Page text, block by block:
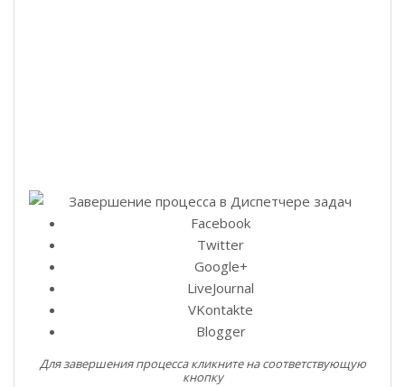
Facebook
Twitter
Google+
LiveJournal
VKontakte
Blogger
Для завершения процесса кликните на соответствующую
кнопку